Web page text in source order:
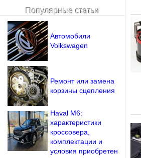
Напомнить пароль?
Популярные статьи
Автомобили
Volkswagen
Ремонт или замена
корзины сцепления
Haval M6:
характеристики
кроссовера,
комплектации и
условия приобретен